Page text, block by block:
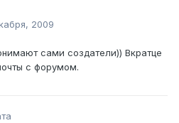
2009
сами создатели)) Вкратце
с форумом.